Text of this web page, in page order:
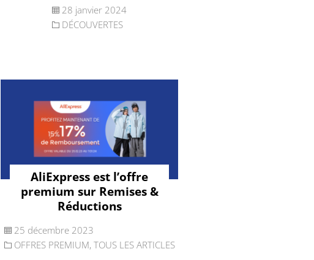
28 janvier 2024
DÉCOUVERTES
AliExpress est l’offre
premium sur Remises &
Réductions
25 décembre 2023
OFFRES PREMIUM, TOUS LES ARTICLES